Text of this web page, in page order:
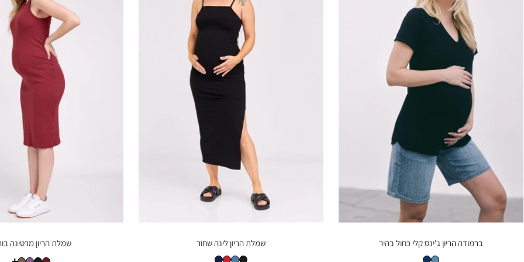
ברמודה הריון ג'ינס קלי כחול בהיר
ברמודה הריון ג'ינס קלי כחול בהירברמודה הריון ג'ינס קלי כחול כהה
שמלת הריון לינה שחור
שמלת הריון לינה שחורשמלת הריון לינה ג'ינס
שמלת הריון לינה אדוםשמלת הריון לינה נייבי פס שמנת
שמלת הריון מרטינה
שמלת הריון מרטינה בורדושמלת מרטינה שחור
שמלת מרטינה סגולשמלת מרטינה חום